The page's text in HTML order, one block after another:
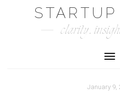
clarity.
January 9,